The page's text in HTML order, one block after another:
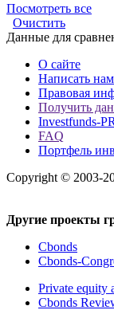
Посмотреть все
Очистить
Данные для
О сайте
Написать нам
Правовая
Получить
Investfunds-
FAQ
Портфель
Copyright © 2003-
Другие проекты
Cbonds
Cbonds-
Private equity
Cbonds